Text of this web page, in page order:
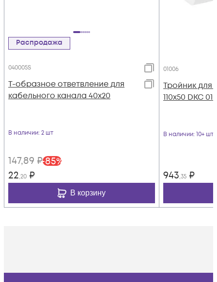
Распродажа
040005S
Т-образное ответвление для
кабельного канала 40х20
В наличии: 2 шт
147,89 ₽-85%
22,20 ₽
В корзину
01006
Тройник для
110х50 DKC
В наличии: 10+ шт
943,35 ₽